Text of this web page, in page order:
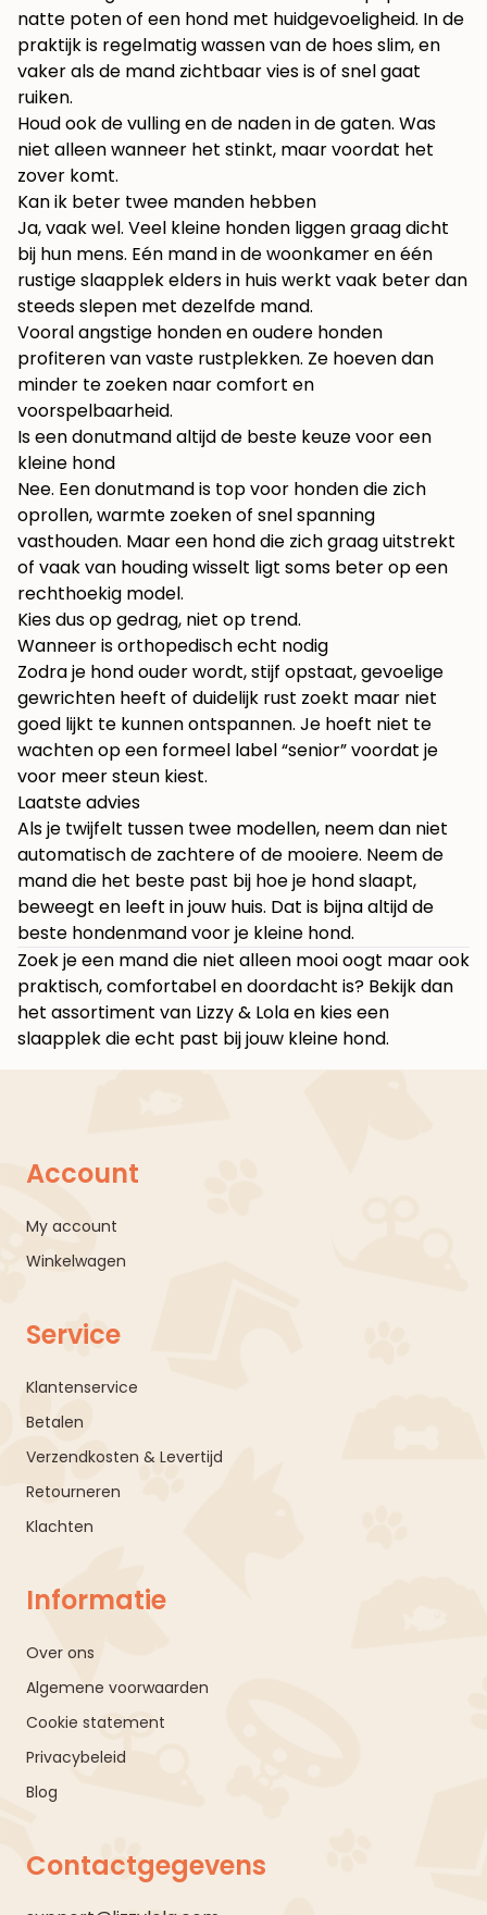
natte poten of een hond met huidgevoeligheid. In de
praktijk is regelmatig wassen van de hoes slim, en
vaker als de mand zichtbaar vies is of snel gaat
ruiken.
Houd ook de vulling en de naden in de gaten. Was
niet alleen wanneer het stinkt, maar voordat het
zover komt.
Kan ik beter twee manden hebben
Ja, vaak wel. Veel kleine honden liggen graag dicht
bij hun mens. Eén mand in de woonkamer en één
rustige slaapplek elders in huis werkt vaak beter dan
steeds slepen met dezelfde mand.
Vooral angstige honden en oudere honden
profiteren van vaste rustplekken. Ze hoeven dan
minder te zoeken naar comfort en
voorspelbaarheid.
Is een donutmand altijd de beste keuze voor een
kleine hond
Nee. Een donutmand is top voor honden die zich
oprollen, warmte zoeken of snel spanning
vasthouden. Maar een hond die zich graag uitstrekt
of vaak van houding wisselt ligt soms beter op een
rechthoekig model.
Kies dus op gedrag, niet op trend.
Wanneer is orthopedisch echt nodig
Zodra je hond ouder wordt, stijf opstaat, gevoelige
gewrichten heeft of duidelijk rust zoekt maar niet
goed lijkt te kunnen ontspannen. Je hoeft niet te
wachten op een formeel label “senior” voordat je
voor meer steun kiest.
Laatste advies
Als je twijfelt tussen twee modellen, neem dan niet
automatisch de zachtere of de mooiere. Neem de
mand die het beste past bij hoe je hond slaapt,
beweegt en leeft in jouw huis. Dat is bijna altijd de
beste hondenmand voor je kleine hond.
Zoek je een mand die niet alleen mooi oogt maar ook
praktisch, comfortabel en doordacht is? Bekijk dan
het assortiment van Lizzy & Lolaen kies een
slaapplek die echt past bij jouw kleine hond.
Account
My account
Winkelwagen
Service
Klantenservice
Betalen
Verzendkosten & Levertijd
Retourneren
Klachten
Informatie
Over ons
Algemene voorwaarden
Cookie statement
Privacybeleid
Blog
Contactgegevens